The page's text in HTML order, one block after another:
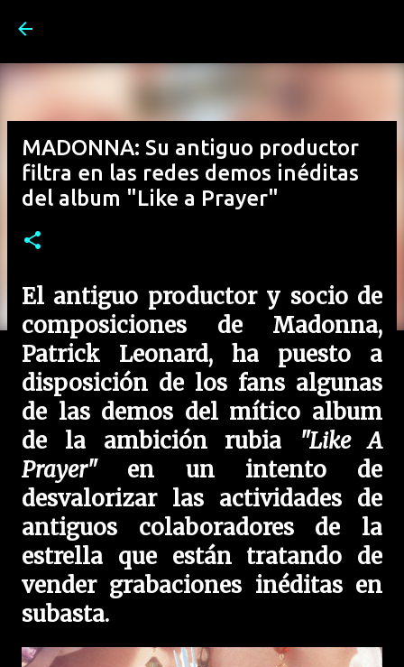
MADONNA: Su antiguo productor
filtra en las redes demos inéditas
del album "Like a Prayer"
El antiguo productor y socio de
composiciones de Madonna,
Patrick Leonard, ha puesto a
disposición de los fans algunas
de las demos del mítico album
de la ambición rubia "Like A
Prayer" en un intento de
desvalorizar las actividades de
antiguos colaboradores de la
estrella que están tratando de
vender grabaciones inéditas en
subasta.